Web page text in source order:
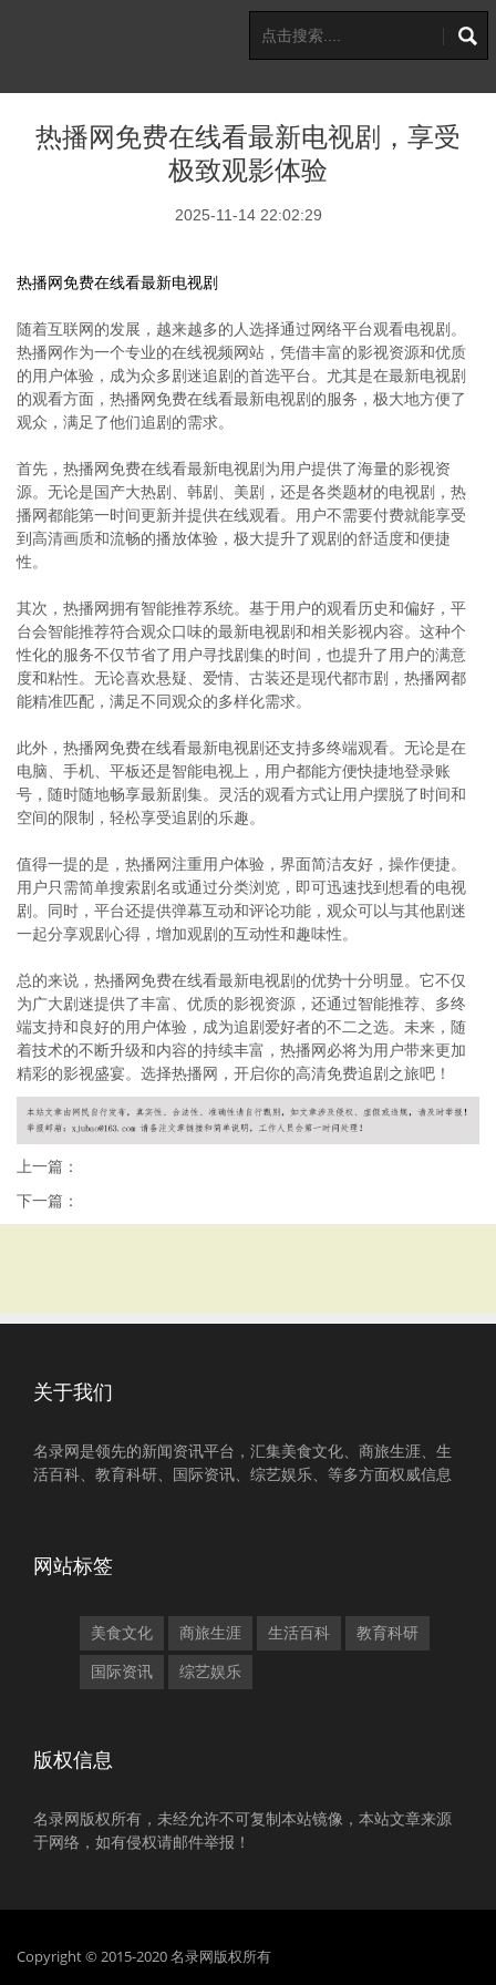
热播网免费在线看最新电视剧，享受
极致观影体验
2025-11-14 22:02:29
热播网免费在线看最新电视剧
随着互联网的发展，越来越多的人选择通过网络平台观看电视剧。
热播网作为一个专业的在线视频网站，凭借丰富的影视资源和优质
的用户体验，成为众多剧迷追剧的首选平台。尤其是在最新电视剧
的观看方面，热播网免费在线看最新电视剧的服务，极大地方便了
观众，满足了他们追剧的需求。
首先，热播网免费在线看最新电视剧为用户提供了海量的影视资
源。无论是国产大热剧、韩剧、美剧，还是各类题材的电视剧，热
播网都能第一时间更新并提供在线观看。用户不需要付费就能享受
到高清画质和流畅的播放体验，极大提升了观剧的舒适度和便捷
性。
其次，热播网拥有智能推荐系统。基于用户的观看历史和偏好，平
台会智能推荐符合观众口味的最新电视剧和相关影视内容。这种个
性化的服务不仅节省了用户寻找剧集的时间，也提升了用户的满意
度和粘性。无论喜欢悬疑、爱情、古装还是现代都市剧，热播网都
能精准匹配，满足不同观众的多样化需求。
此外，热播网免费在线看最新电视剧还支持多终端观看。无论是在
电脑、手机、平板还是智能电视上，用户都能方便快捷地登录账
号，随时随地畅享最新剧集。灵活的观看方式让用户摆脱了时间和
空间的限制，轻松享受追剧的乐趣。
值得一提的是，热播网注重用户体验，界面简洁友好，操作便捷。
用户只需简单搜索剧名或通过分类浏览，即可迅速找到想看的电视
剧。同时，平台还提供弹幕互动和评论功能，观众可以与其他剧迷
一起分享观剧心得，增加观剧的互动性和趣味性。
总的来说，热播网免费在线看最新电视剧的优势十分明显。它不仅
为广大剧迷提供了丰富、优质的影视资源，还通过智能推荐、多终
端支持和良好的用户体验，成为追剧爱好者的不二之选。未来，随
着技术的不断升级和内容的持续丰富，热播网必将为用户带来更加
精彩的影视盛宴。选择热播网，开启你的高清免费追剧之旅吧！
上一篇：
下一篇：
关于我们
名录网是领先的新闻资讯平台，汇集美食文化、商旅生涯、生
活百科、教育科研、国际资讯、综艺娱乐、等多方面权威信息
网站标签
美食文化 商旅生涯 生活百科 教育科研
国际资讯 综艺娱乐
版权信息
名录网版权所有，未经允许不可复制本站镜像，本站文章来源
于网络，如有侵权请邮件举报！
Copyright © 2015-2020 名录网版权所有